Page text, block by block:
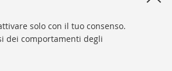
solo con il tuo consenso.
dei comportamenti degli